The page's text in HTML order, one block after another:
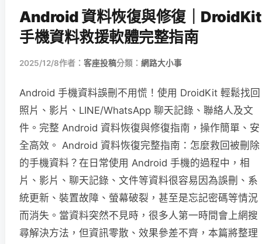
Android 資料恢復與修復｜DroidKit
手機資料救援軟體完整指南
2025/12/8作者： 客座投稿分類： 網路大小事
Android 手機資料誤刪不用慌！使用 DroidKit 輕鬆找回
照片、影片、LINE/WhatsApp 聊天記錄、聯絡人及文
件。完整 Android 資料恢復與修復指南，操作簡單、安
全高效。 Android 資料恢復完整指南：怎麼救回被刪除
的手機資料？在日常使用 Android 手機的過程中，相
片、影片、聊天記錄、文件等資料很容易因為誤刪、系
統更新、裝置故障、螢幕破裂，甚至是忘記密碼等情況
而消失。當資料突然不見時，很多人第一時間會上網搜
尋解決方法，但資訊零散、效果參差不齊，本篇將整理